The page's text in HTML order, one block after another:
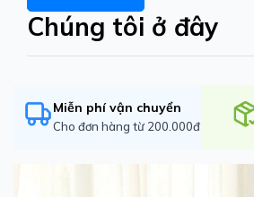
Chúng tôi ở đây
Miễn phí vận chuyển
Cho đơn hàng từ 200.000đ